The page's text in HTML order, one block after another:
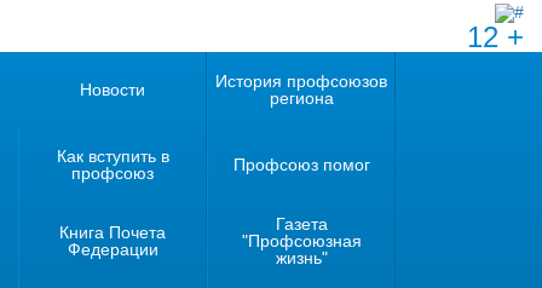
12 +
Новости
История профсоюзов
региона
Как вступить в
профсоюз
Профсоюз помог
Книга Почета
Федерации
Газета
"Профсоюзная
жизнь"